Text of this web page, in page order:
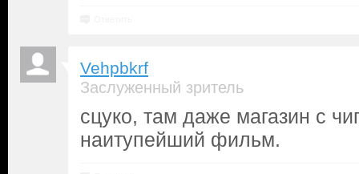
Vehpbkrf
Заслуженный зритель
сцуко, там даже магазин с
наитупейший фильм.